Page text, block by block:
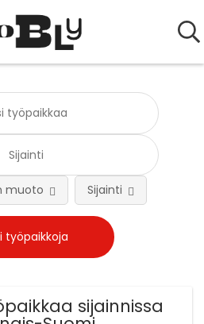
muoto Sijainti
sijainnissa